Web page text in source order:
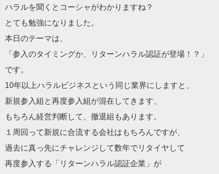
ハラルを聞くとコーシャがわかりますね？
とても勉強になりました。
本日のテーマは、
「参入のタイミングか、リターンハラル認証が登場！？」
です。
10年以上ハラルビジネスという同じ業界にしますと、
新規参入組と再度参入組が混在してきます、
もちろん経営判断して、撤退組もあります。
１周回って新規に合流する会社はもちろんですが、
過去に真っ先にチャレンジして数年でリタイヤして
再度参入する「リターンハラル認証企業」が